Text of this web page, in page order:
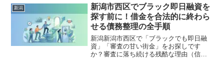
村で違法業者を避け、借金地獄から抜け
出した方々の実体験と確実な解決策を完
全公開。
新潟
新潟市西区でブラック即日融資を
探す前に！借金を合法的に終わら
せる債務整理の全手順
新潟新潟市西区で「ブラックでも即日融
資」「審査の甘い街金」をお探しです
か？審査に落ち続ける残酷な理由（信用